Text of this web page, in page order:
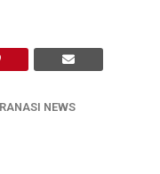
NEWS